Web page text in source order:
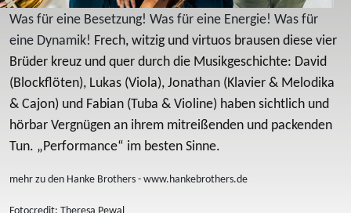
Was für eine Besetzung! Was für eine Energie! Was für
eine Dynamik! Frech, witzig und virtuos brausen diese vier
Brüder kreuz und quer durch die Musikgeschichte: David
(Blockflöten), Lukas (Viola), Jonathan (Klavier & Melodika
& Cajon) und Fabian (Tuba & Violine) haben sichtlich und
hörbar Vergnügen an ihrem mitreißenden und packenden
Tun. „Performance“ im besten Sinne.
mehr zu den Hanke Brothers - www.hankebrothers.de